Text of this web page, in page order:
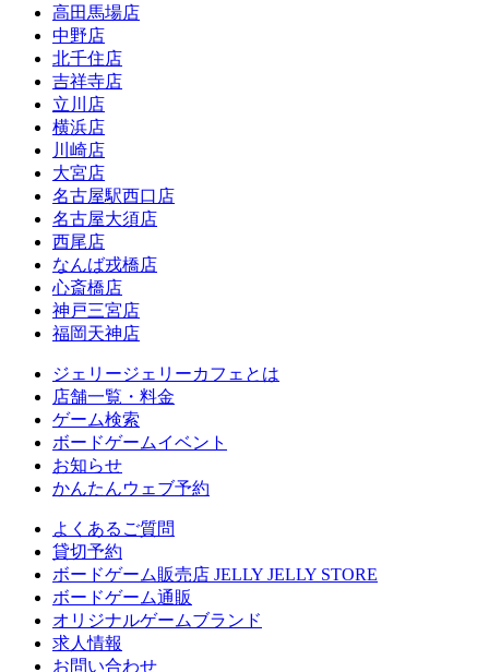
高田馬場店
中野店
北千住店
吉祥寺店
立川店
横浜店
川崎店
大宮店
名古屋駅西口店
名古屋大須店
西尾店
なんば戎橋店
心斎橋店
神戸三宮店
福岡天神店
ジェリージェリーカフェとは
店舗一覧・料金
ゲーム検索
ボードゲームイベント
お知らせ
かんたんウェブ予約
よくあるご質問
貸切予約
ボードゲーム販売店 JELLY JELLY STORE
ボードゲーム通販
オリジナルゲームブランド
求人情報
お問い合わせ